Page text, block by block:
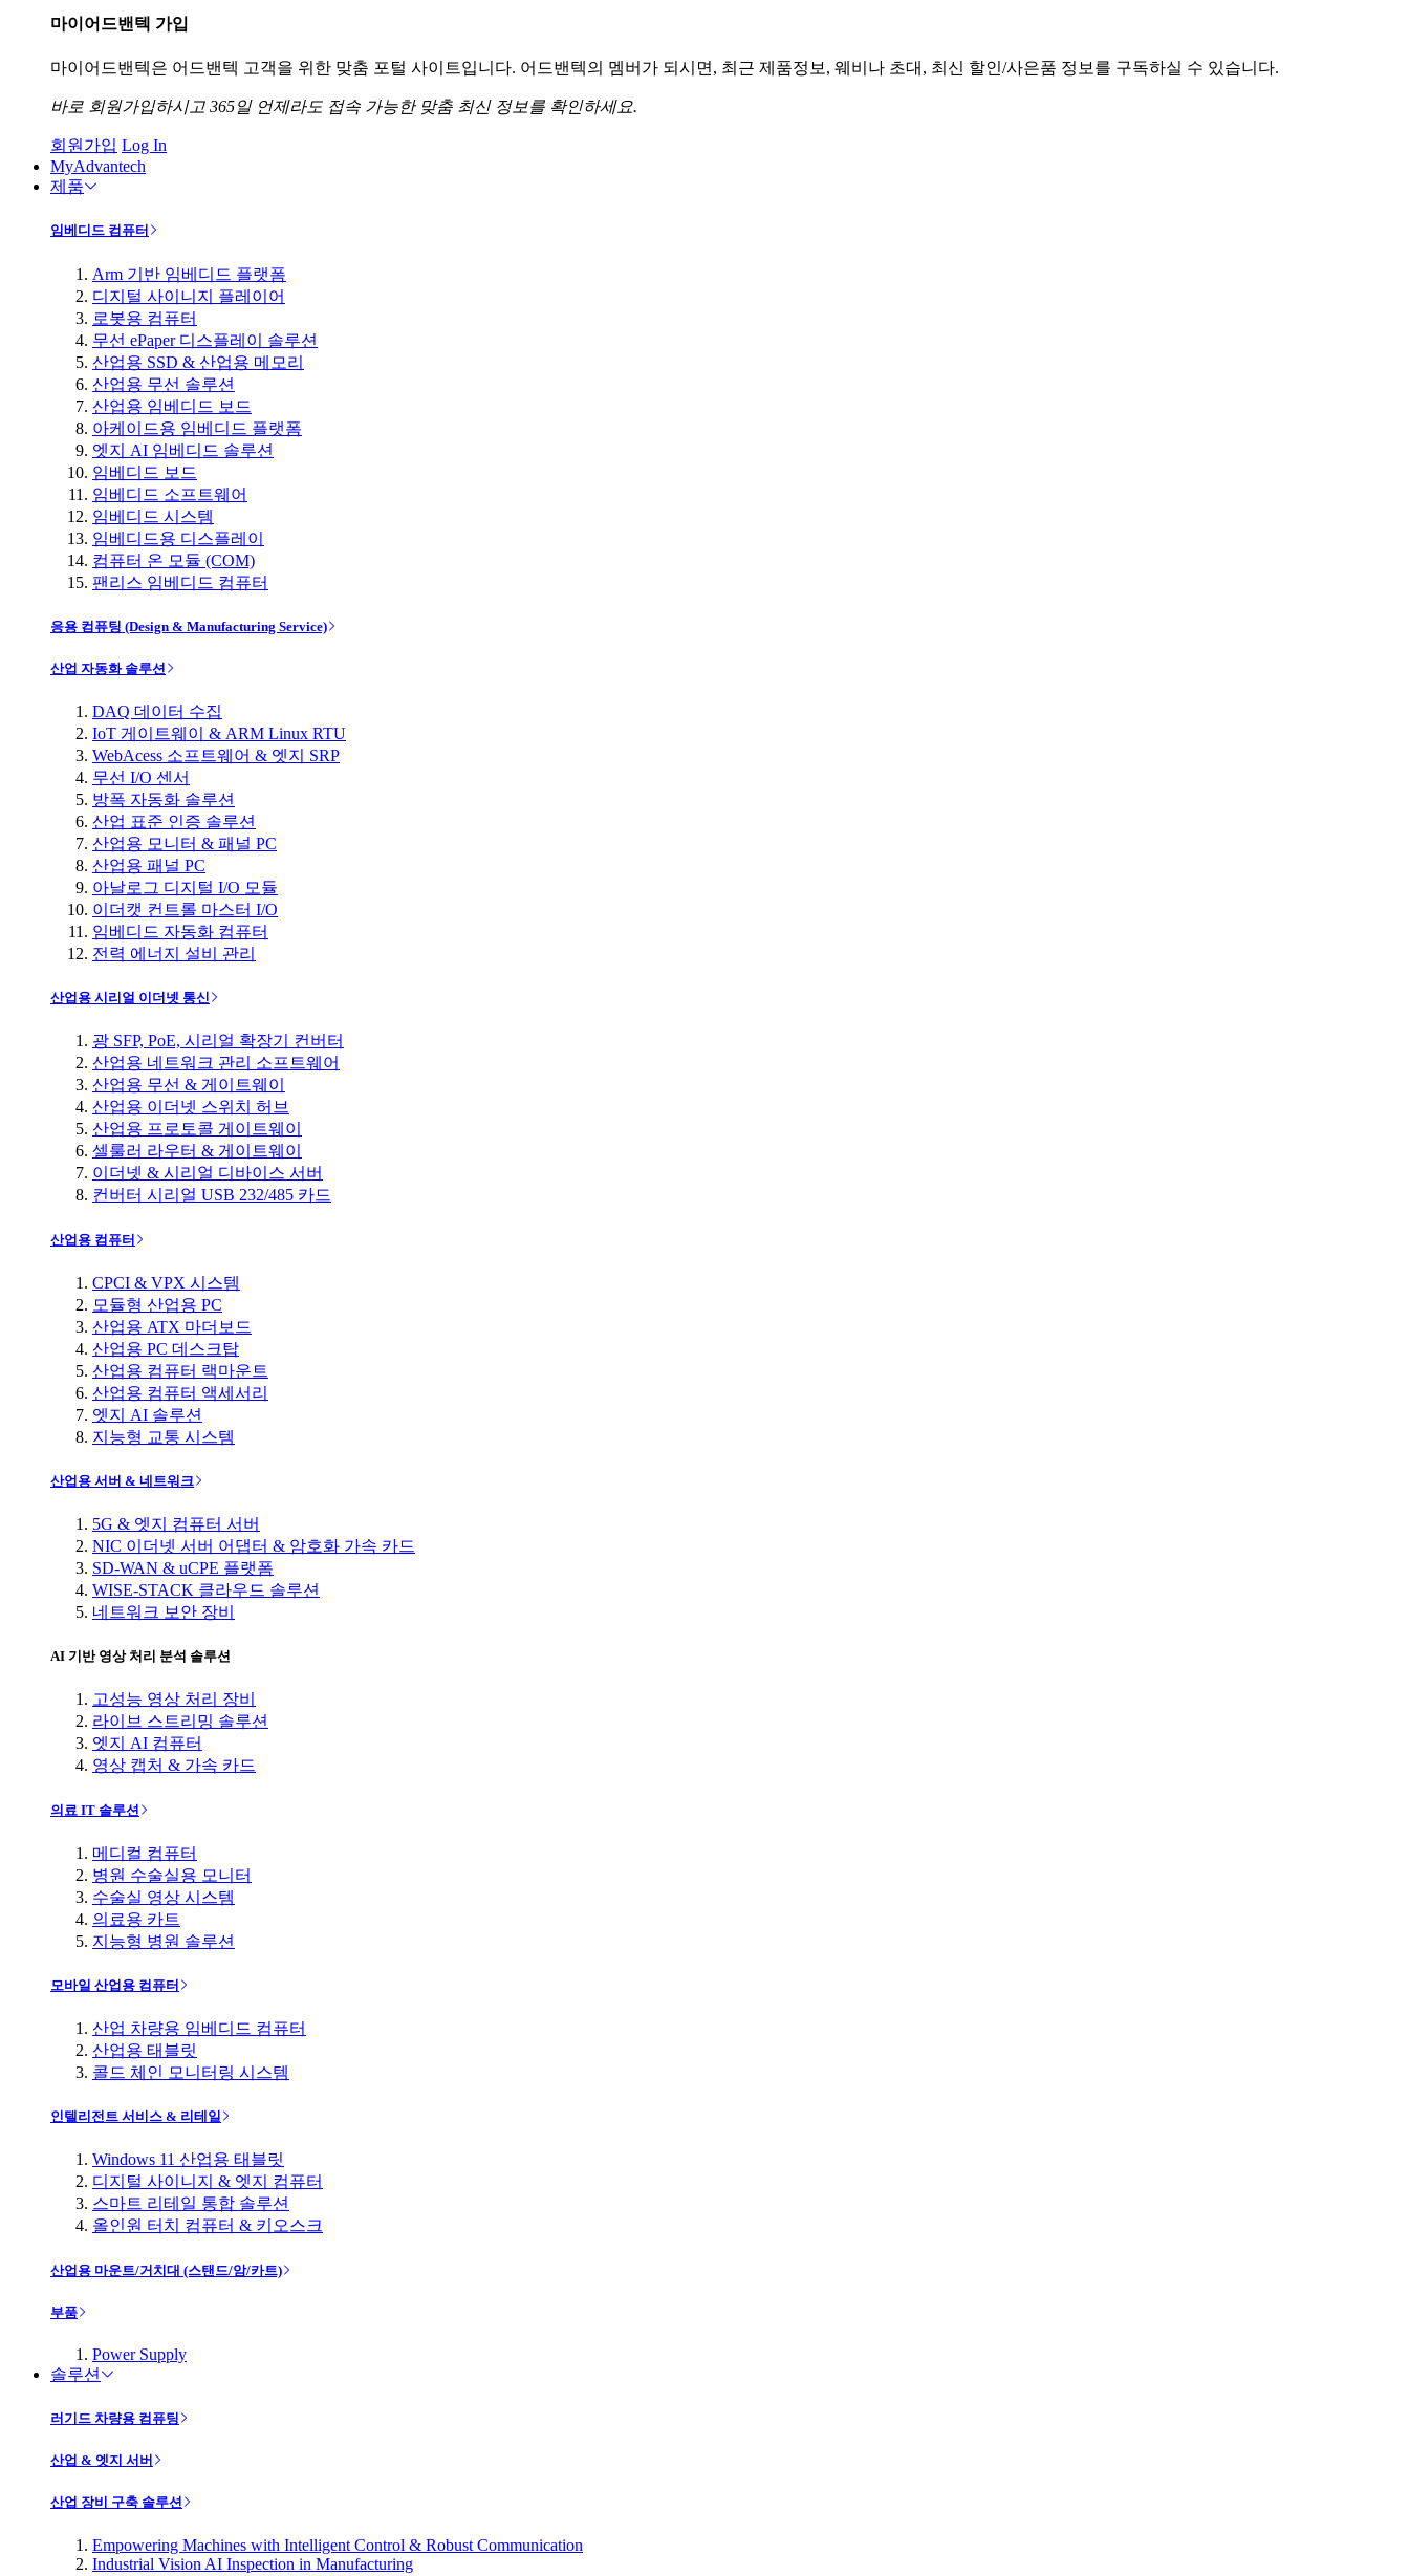
마이어드밴텍 가입
마이어드밴텍은 어드밴텍 고객을 위한 맞춤 포털 사이트입니다. 어드밴텍의 멤버가 되시면, 최근 제품정보, 웨비나 초대, 최신 할인/사은품 정보를 구독하실 수 있습니다.
바로 회원가입하시고 365일 언제라도 접속 가능한 맞춤 최신 정보를 확인하세요.
회원가입 Log In
MyAdvantech
제품
임베디드 컴퓨터
Arm 기반 임베디드 플랫폼
디지털 사이니지 플레이어
로봇용 컴퓨터
무선 ePaper 디스플레이 솔루션
산업용 SSD & 산업용 메모리
산업용 무선 솔루션
산업용 임베디드 보드
아케이드용 임베디드 플랫폼
엣지 AI 임베디드 솔루션
임베디드 보드
임베디드 소프트웨어
임베디드 시스템
임베디드용 디스플레이
컴퓨터 온 모듈 (COM)
팬리스 임베디드 컴퓨터
응용 컴퓨팅 (Design & Manufacturing Service)
산업 자동화 솔루션
DAQ 데이터 수집
IoT 게이트웨이 & ARM Linux RTU
WebAcess 소프트웨어 & 엣지 SRP
무선 I/O 센서
방폭 자동화 솔루션
산업 표준 인증 솔루션
산업용 모니터 & 패널 PC
산업용 패널 PC
아날로그 디지털 I/O 모듈
이더캣 컨트롤 마스터 I/O
임베디드 자동화 컴퓨터
전력 에너지 설비 관리
산업용 시리얼 이더넷 통신
광 SFP, PoE, 시리얼 확장기 컨버터
산업용 네트워크 관리 소프트웨어
산업용 무선 & 게이트웨이
산업용 이더넷 스위치 허브
산업용 프로토콜 게이트웨이
셀룰러 라우터 & 게이트웨이
이더넷 & 시리얼 디바이스 서버
컨버터 시리얼 USB 232/485 카드
산업용 컴퓨터
CPCI & VPX 시스템
모듈형 산업용 PC
산업용 ATX 마더보드
산업용 PC 데스크탑
산업용 컴퓨터 랙마운트
산업용 컴퓨터 액세서리
엣지 AI 솔루션
지능형 교통 시스템
산업용 서버 & 네트워크
5G & 엣지 컴퓨터 서버
NIC 이더넷 서버 어댑터 & 암호화 가속 카드
SD-WAN & uCPE 플랫폼
WISE-STACK 클라우드 솔루션
네트워크 보안 장비
AI 기반 영상 처리 분석 솔루션
고성능 영상 처리 장비
라이브 스트리밍 솔루션
엣지 AI 컴퓨터
영상 캡처 & 가속 카드
의료 IT 솔루션
메디컬 컴퓨터
병원 수술실용 모니터
수술실 영상 시스템
의료용 카트
지능형 병원 솔루션
모바일 산업용 컴퓨터
산업 차량용 임베디드 컴퓨터
산업용 태블릿
콜드 체인 모니터링 시스템
인텔리전트 서비스 & 리테일
Windows 11 산업용 태블릿
디지털 사이니지 & 엣지 컴퓨터
스마트 리테일 통합 솔루션
올인원 터치 컴퓨터 & 키오스크
산업용 마운트/거치대 (스탠드/암/카트)
부품
Power Supply
솔루션
러기드 차량용 컴퓨팅
산업 & 엣지 서버
산업 장비 구축 솔루션
Empowering Machines with Intelligent Control & Robust Communication
Industrial Vision AI Inspection in Manufacturing